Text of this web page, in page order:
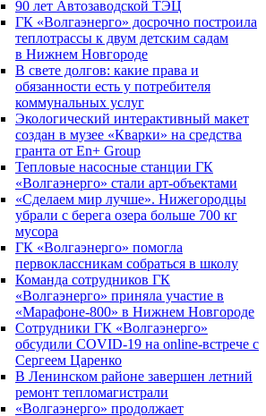
90 лет Автозаводской ТЭЦ
ГК «Волгаэнерго» досрочно построила
теплотрассы к двум детским садам
в Нижнем Новгороде
В свете долгов: какие права и
обязанности есть у потребителя
коммунальных услуг
Экологический интерактивный макет
создан в музее «Кварки» на средства
гранта от En+ Group
Тепловые насосные станции ГК
«Волгаэнерго» стали арт-объектами
«Сделаем мир лучше». Нижегородцы
убрали с берега озера больше 700 кг
мусора
ГК «Волгаэнерго» помогла
первоклассникам собраться в школу
Команда сотрудников ГК
«Волгаэнерго» приняла участие в
«Марафоне-800» в Нижнем Новгороде
Сотрудники ГК «Волгаэнерго»
обсудили COVID-19 на online-встрече с
Сергеем Царенко
В Ленинском районе завершен летний
ремонт тепломагистрали
«Волгаэнерго» продолжает